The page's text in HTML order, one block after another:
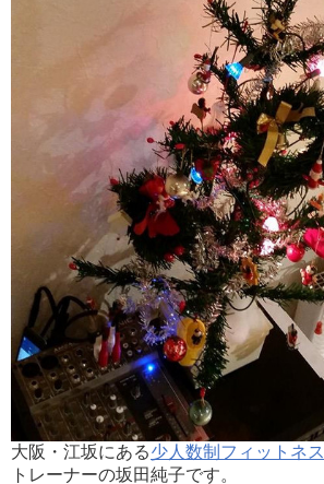
大阪・江坂にある少人数制フィットネ
トレーナーの坂田純子です。